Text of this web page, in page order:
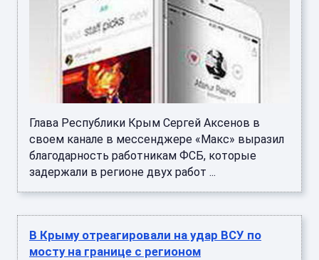
Глава Республики Крым Сергей Аксенов в
своем канале в мессенджере «Макс» выразил
благодарность работникам ФСБ, которые
задержали в регионе двух работ ...
В Крыму отреагировали на удар ВСУ по
мосту на границе с регионом